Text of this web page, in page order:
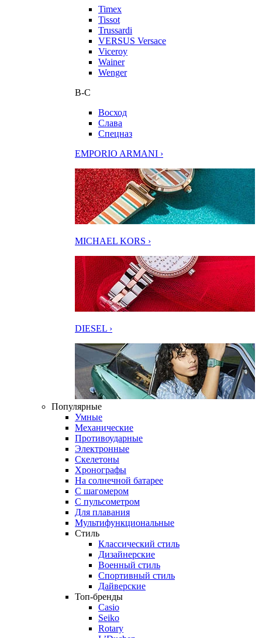
Timex
Tissot
Trussardi
VERSUS Versace
Viceroy
Wainer
Wenger
В-С
Восход
Слава
Спецназ
EMPORIO ARMANI ›
MICHAEL KORS ›
DIESEL ›
Популярные
Умные
Механические
Противоударные
Электронные
Скелетоны
Хронографы
На солнечной батарее
С шагомером
С пульсометром
Для плавания
Мультифункциональные
Стиль
Классический стиль
Дизайнерские
Военный стиль
Спортивный стиль
Дайверские
Топ-бренды
Casio
Seiko
Rotary